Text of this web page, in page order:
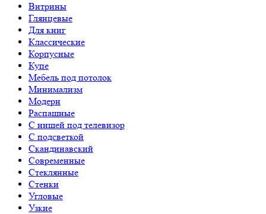
Витрины
Глянцевые
Для книг
Классические
Корпусные
Купе
Мебель под потолок
Минимализм
Модерн
Распашные
С нишей под телевизор
С подсветкой
Скандинавский
Современные
Стеклянные
Стенки
Угловые
Узкие